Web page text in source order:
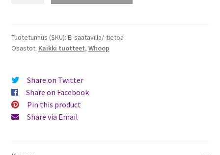
propelli
2
CW
2x
CCW)
määrä
Tuotetunnus (SKU): Ei saatavilla/-tietoa
Osastot: Kaikki tuotteet, Whoop
Share on Twitter
Share on Facebook
Pin this product
Share via Email